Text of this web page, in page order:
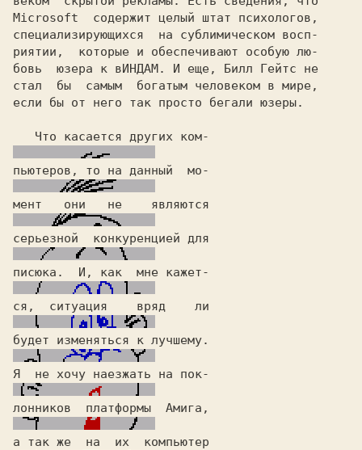
Microsoft содержит целый штат психологов,
специализирующихся  на сублимическом восп-
риятии,  которые и обеспечивают особую лю-
бовь  юзера к вИНДАМ. И еще, Билл Гейтс не
стал  бы  самым  богатым человеком в мире,
если бы от него так просто бегали юзеры.
   Что касается других
ком-
пьютеров, то на данный  мо-
мент   они   не    являются
серьезной  конкуренцией для
писюка. И, как  мне кажет-
ся,  ситуация    вряд    ли
будет изменяться к лучшему.
Я  не хочу наезжать на пок-
лонников  платформы Амига,
а так же  на  их  компьютер